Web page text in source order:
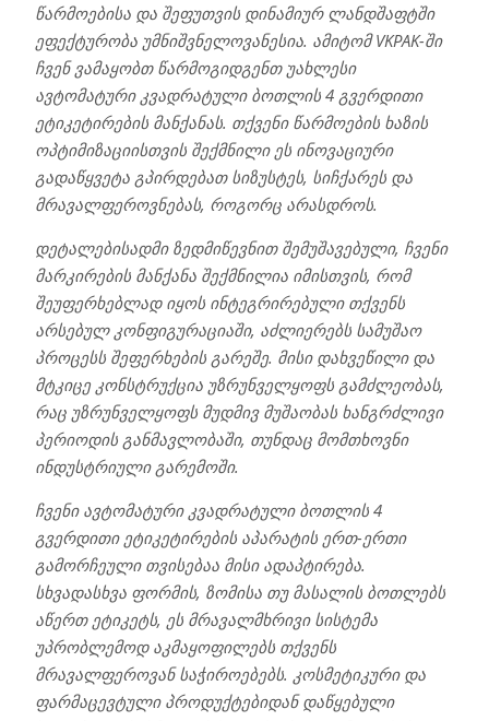
წარმოებისა და შეფუთვის დინამიურ ლანდშაფტში
ეფექტურობა უმნიშვნელოვანესია. ამიტომ VKPAK-ში
ჩვენ ვამაყობთ წარმოგიდგენთ უახლესი
ავტომატური კვადრატული ბოთლის 4 გვერდითი
ეტიკეტირების მანქანას. თქვენი წარმოების ხაზის
ოპტიმიზაციისთვის შექმნილი ეს ინოვაციური
გადაწყვეტა გპირდებათ სიზუსტეს, სიჩქარეს და
მრავალფეროვნებას, როგორც არასდროს.
დეტალებისადმი ზედმიწევნით შემუშავებული, ჩვენი
მარკირების მანქანა შექმნილია იმისთვის, რომ
შეუფერხებლად იყოს ინტეგრირებული თქვენს
არსებულ კონფიგურაციაში, აძლიერებს სამუშაო
პროცესს შეფერხების გარეშე. მისი დახვეწილი და
მტკიცე კონსტრუქცია უზრუნველყოფს გამძლეობას,
რაც უზრუნველყოფს მუდმივ მუშაობას ხანგრძლივი
პერიოდის განმავლობაში, თუნდაც მომთხოვნი
ინდუსტრიული გარემოში.
ჩვენი ავტომატური კვადრატული ბოთლის 4
გვერდითი ეტიკეტირების აპარატის ერთ-ერთი
გამორჩეული თვისებაა მისი ადაპტირება.
სხვადასხვა ფორმის, ზომისა თუ მასალის ბოთლებს
აწერთ ეტიკეტს, ეს მრავალმხრივი სისტემა
უპრობლემოდ აკმაყოფილებს თქვენს
მრავალფეროვან საჭიროებებს. კოსმეტიკური და
ფარმაცევტული პროდუქტებიდან დაწყებული